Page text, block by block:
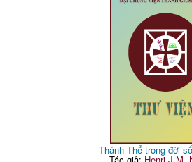
Thánh Thể trong đời